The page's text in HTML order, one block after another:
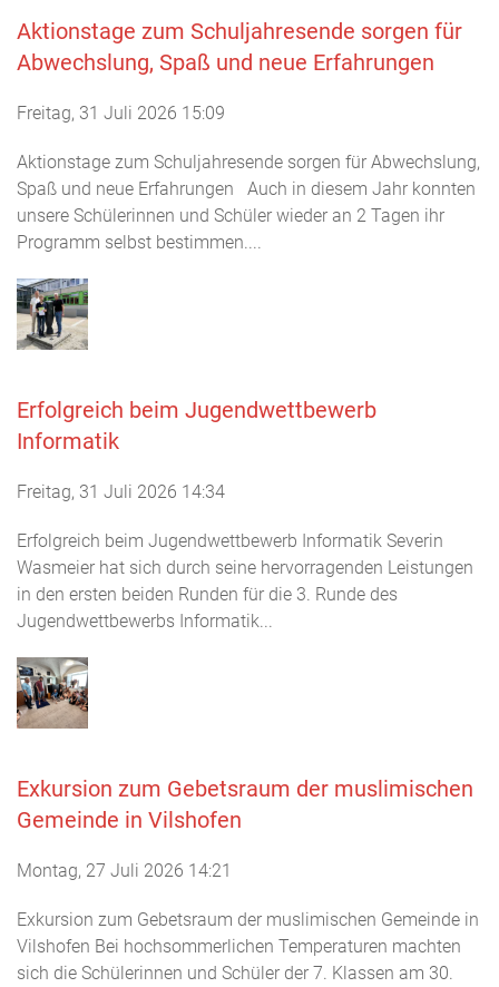
Aktionstage zum Schuljahresende sorgen für
Abwechslung, Spaß und neue Erfahrungen
Freitag, 31 Juli 2026 15:09
Aktionstage zum Schuljahresende sorgen für Abwechslung,
Spaß und neue Erfahrungen Auch in diesem Jahr konnten
unsere Schülerinnen und Schüler wieder an 2 Tagen ihr
Programm selbst bestimmen....
Erfolgreich beim Jugendwettbewerb
Informatik
Freitag, 31 Juli 2026 14:34
Erfolgreich beim Jugendwettbewerb Informatik Severin
Wasmeier hat sich durch seine hervorragenden Leistungen
in den ersten beiden Runden für die 3. Runde des
Jugendwettbewerbs Informatik...
Exkursion zum Gebetsraum der muslimischen
Gemeinde in Vilshofen
Montag, 27 Juli 2026 14:21
Exkursion zum Gebetsraum der muslimischen Gemeinde in
Vilshofen Bei hochsommerlichen Temperaturen machten
sich die Schülerinnen und Schüler der 7. Klassen am 30.